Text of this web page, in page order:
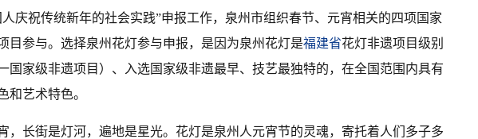
庆祝传统新年的社会实践”申报工作，泉州市组织春节、元宵相关的四项国家
目参与。选择泉州花灯参与申报，是因为泉州花灯是福建省花灯非遗项目级别
国家级非遗项目）、入选国家级非遗最早、技艺最独特的，在全国范围内具有
和艺术特色。
，长街是灯河，遍地是星光。花灯是泉州人元宵节的灵魂，寄托着人们多子多